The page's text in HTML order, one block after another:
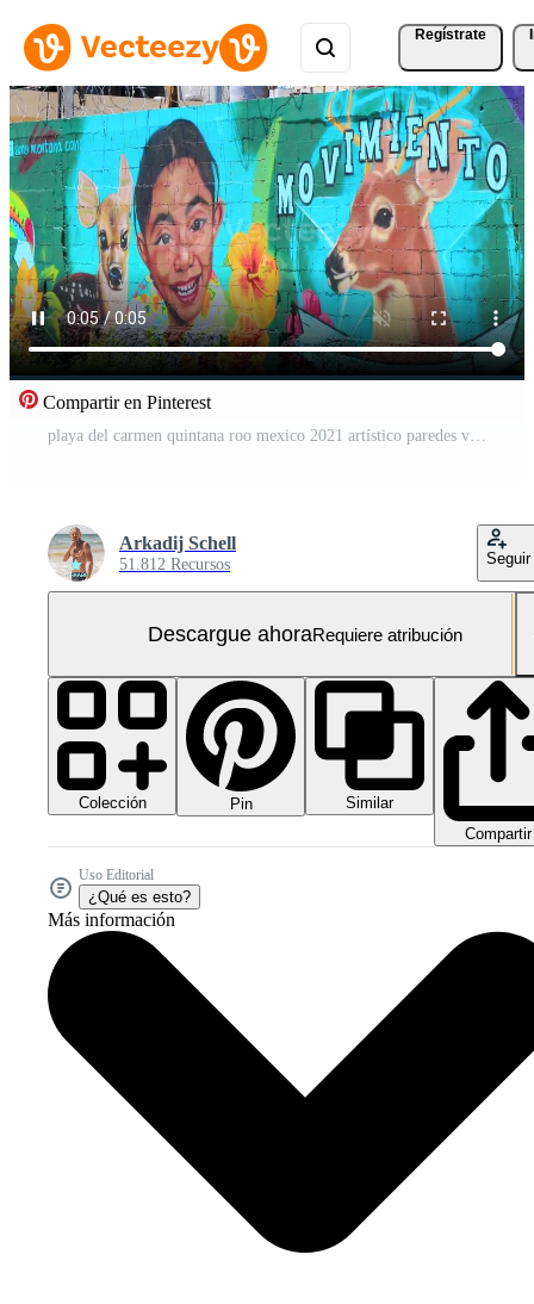
Regístrate
Compartir en Pinterest
playa del carmen quintana roo mexico 2021 artístico paredes vistoso animal humano pinturas pintada playa del carmen
Arkadij Schell
51.812 Recursos Seguir
Descargue ahoraRequiere atribución
Colección Pin
Similar
Compartir
Uso Editorial
¿Qué es esto?
Más información